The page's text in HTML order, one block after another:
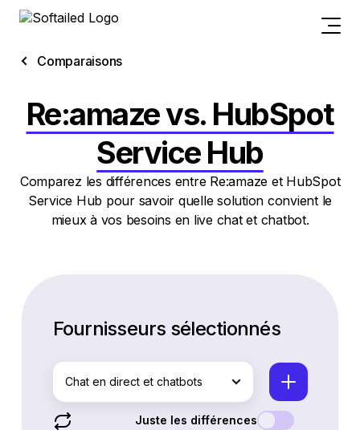
Comparaisons
Re:amaze vs. HubSpot
Service Hub
Comparez les différences entre Re:amaze et HubSpot
Service Hub pour savoir quelle solution convient le
mieux à vos besoins en live chat et chatbot.
Fournisseurs sélectionnés
Chat en direct et chatbots
Juste les différences